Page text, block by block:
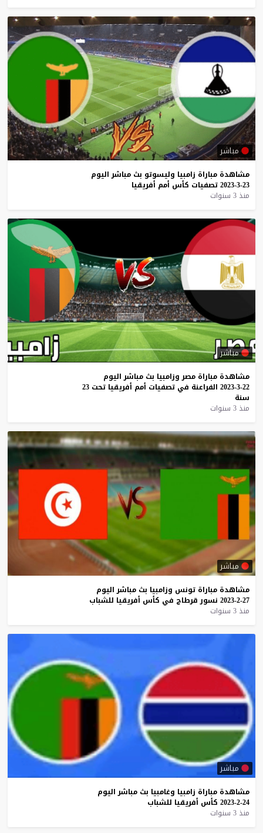
مباشر
مشاهدة مباراة زامبيا وليسوتو بث مباشر اليوم
23-3-2023
تصفيات كأس أمم أفريقيا
منذ 3 سنوات
مباشر
مشاهدة مباراة مصر وزامبيا بث مباشر اليوم
22-3-2023
الفراعنة في تصفيات أمم أفريقيا تحت 23
سنة
منذ 3 سنوات
مباشر
مشاهدة مباراة تونس وزامبيا بث مباشر اليوم
27-2-2023
نسور قرطاج في كأس أفريقيا للشباب
منذ 3 سنوات
مباشر
مشاهدة مباراة زامبيا وغامبيا بث مباشر اليوم
24-2-2023
كأس أفريقيا للشباب
منذ 3 سنوات